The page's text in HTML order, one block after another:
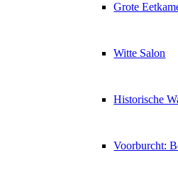
Grote
Witte Salon
Historische
Voorburcht: